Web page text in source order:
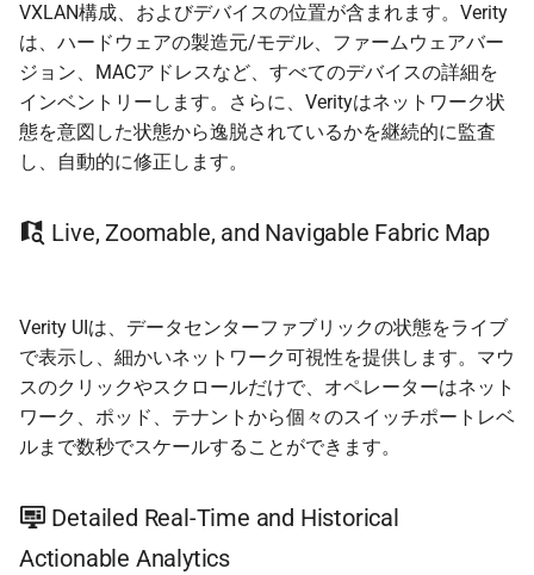
VXLAN構成、およびデバイスの位置が含まれます。Verity
は、ハードウェアの製造元/モデル、ファームウェアバー
ジョン、MACアドレスなど、すべてのデバイスの詳細を
インベントリーします。さらに、Verityはネットワーク状
態を意図した状態から逸脱されているかを継続的に監査
し、自動的に修正します。
Live, Zoomable, and Navigable Fabric Map
Verity UIは、データセンターファブリックの状態をライブ
で表示し、細かいネットワーク可視性を提供します。マウ
スのクリックやスクロールだけで、オペレーターはネット
ワーク、ポッド、テナントから個々のスイッチポートレベ
ルまで数秒でスケールすることができます。
Detailed Real-Time and Historical
Actionable Analytics